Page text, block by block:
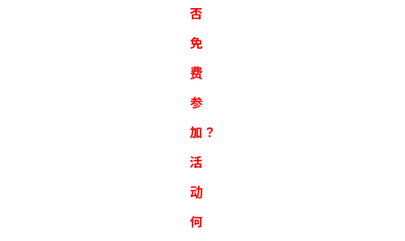
否
免
费
参
加？
活
动
何